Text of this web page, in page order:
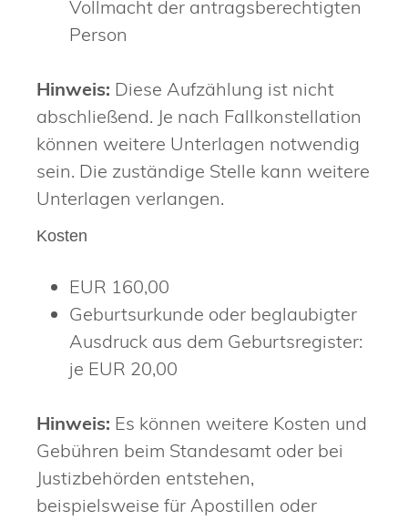
Vollmacht der antragsberechtigten
Person
Hinweis: Diese Aufzählung ist nicht
abschließend. Je nach Fallkonstellation
können weitere Unterlagen notwendig
sein. Die zuständige Stelle kann weitere
Unterlagen verlangen.
Kosten
EUR 160,00
Geburtsurkunde oder beglaubigter
Ausdruck aus dem Geburtsregister:
je EUR 20,00
Hinweis: Es können weitere Kosten und
Gebühren beim Standesamt oder bei
Justizbehörden entstehen,
beispielsweise für Apostillen oder